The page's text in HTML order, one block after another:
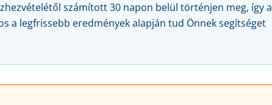
számított 30 napon belül történjen meg, így a
a legfrissebb eredmények alapján tud Önnek segítséget